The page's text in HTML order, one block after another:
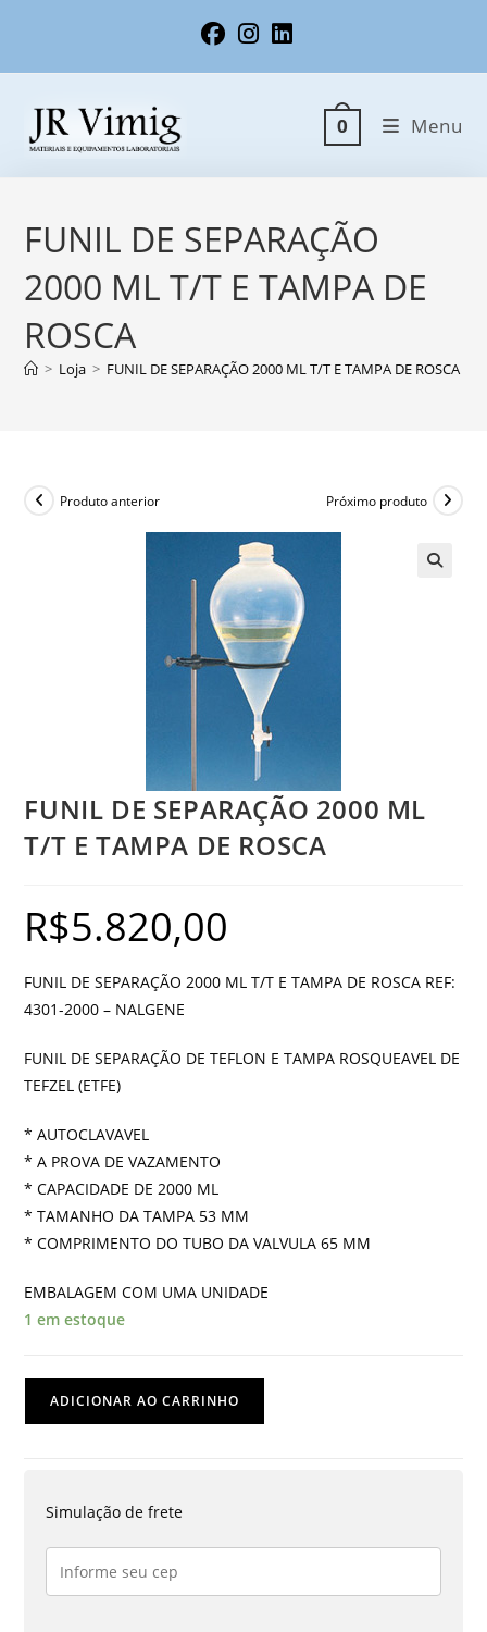
0 Menu
FUNIL DE SEPARAÇÃO
2000 ML T/T E TAMPA DE
ROSCA
> Loja > FUNIL DE SEPARAÇÃO 2000 ML T/T E TAMPA DE ROSCA
Produto anterior Próximo produto
FUNIL DE SEPARAÇÃO 2000 ML
T/T E TAMPA DE ROSCA
R$5.820,00
FUNIL DE SEPARAÇÃO 2000 ML T/T E TAMPA DE ROSCA REF:
4301-2000 – NALGENE
FUNIL DE SEPARAÇÃO DE TEFLON E TAMPA ROSQUEAVEL DE
TEFZEL (ETFE)
* AUTOCLAVAVEL
* A PROVA DE VAZAMENTO
* CAPACIDADE DE 2000 ML
* TAMANHO DA TAMPA 53 MM
* COMPRIMENTO DO TUBO DA VALVULA 65 MM
EMBALAGEM COM UMA UNIDADE
1 em estoque
TAMPA
ADICIONAR AO CARRINHO
Simulação de frete